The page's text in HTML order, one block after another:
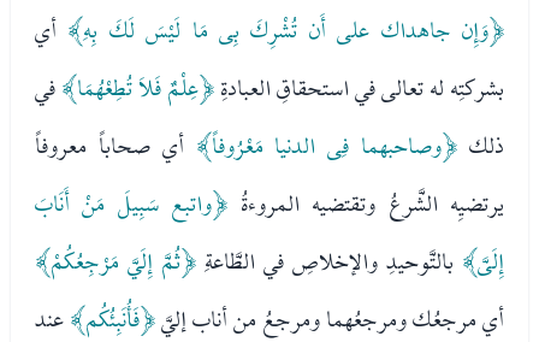
﴿وَإِن جاهداك على أَن تُشْرِكَ بِى مَا لَيْسَ لَكَ بِهِ﴾ أي
بشركتِه له تعالى في استحقاقِ العبادةِ﴿عِلْمٌ فَلاَ تُطِعْهُمَا﴾في
ذلك ﴿وصاحبهما فِى الدنيا مَعْرُوفاً﴾ أي صحاباً معروفاً
يرتضيِه الشَّرعُ وتقتضيه المروءةُ ﴿واتبع سَبِيلَ مَنْ أَنَابَ
إِلَىَّ﴾ بالتَّوحيدِ والإخلاصِ في الطَّاعةِ﴿ثُمَّ إِلَيَّ مَرْجِعُكُمْ﴾
أي مرجعُك ومرجعُهما ومرجعُ من أناب إليَّ﴿فَأُنَبِئُكُم﴾عند